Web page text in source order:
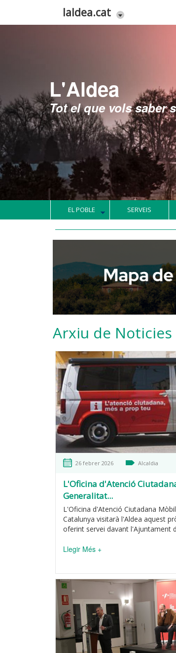
laldea.cat
Història
Un poble ple
EL POBLE SERVEIS
Arxiu de Noticies
26 febrer 2026 Alcaldia
L'Oficina d'Atenció
Generalitat...
L'Oficina d'Atenció Ciutadana
Catalunya visitarà l'Aldea aquest
oferint servei davant l'Ajuntament
Llegir Més +